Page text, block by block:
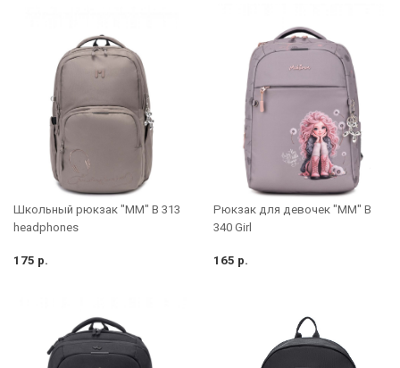
Школьный рюкзак "MM" B 313
headphones
175 р.
Рюкзак для девочек "MM" B
340 Girl
165 р.